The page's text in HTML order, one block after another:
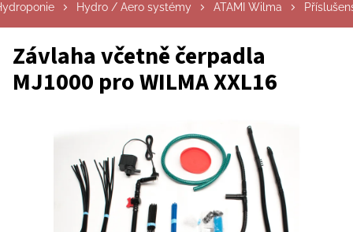
Hydro / Aero systémy ATAMI Wilma
Závlaha včetně čerpadla
MJ1000 pro WILMA XXL16